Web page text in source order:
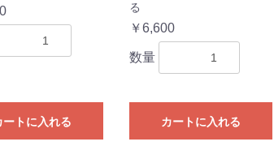
ートに入れる
る
￥6,600
数量
カートに入れる